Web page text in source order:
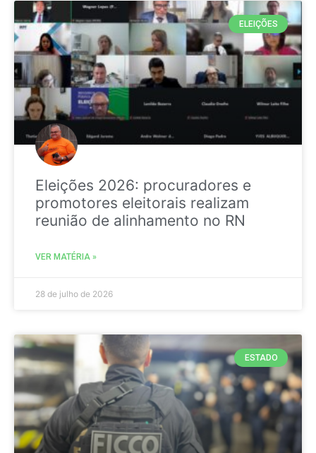
ELEIÇÕES
Eleições 2026: procuradores e
promotores eleitorais realizam
reunião de alinhamento no RN
VER MATÉRIA »
28 de julho de 2026
ESTADO